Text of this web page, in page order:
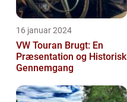
16 januar 2024
VW Touran Brugt: En
Præsentation og Historisk
Gennemgang